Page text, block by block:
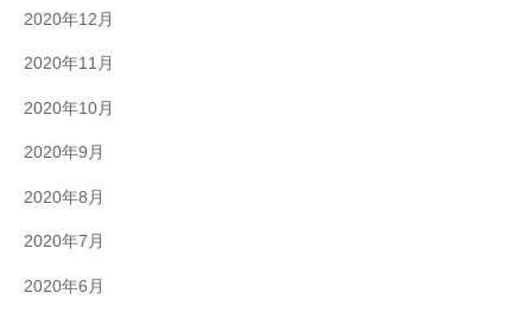
2020年12月
2020年11月
2020年10月
2020年9月
2020年8月
2020年7月
2020年6月